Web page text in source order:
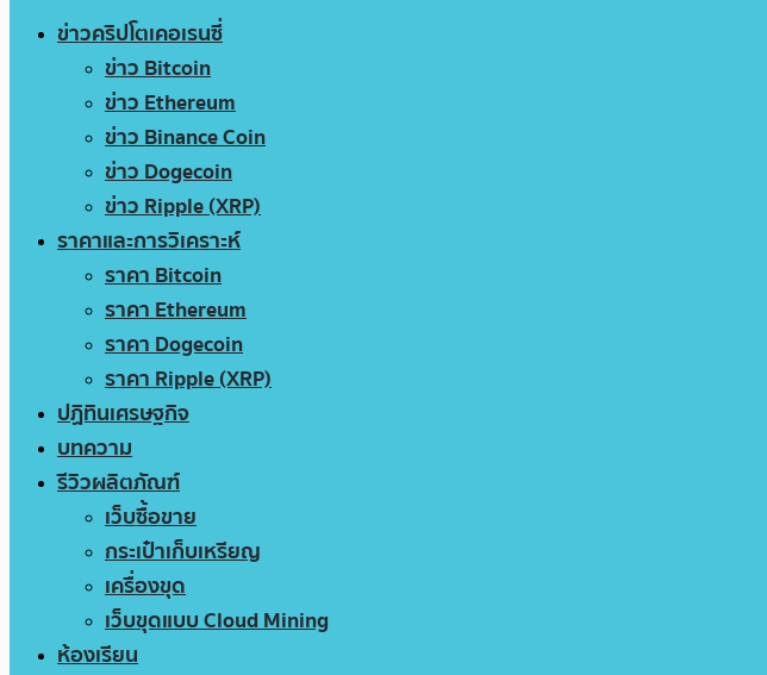
ข่าวคริปโตเคอเรนซี่
ข่าว Bitcoin
ข่าว Ethereum
ข่าว Binance Coin
ข่าว Dogecoin
ข่าว Ripple (XRP)
ราคาและการวิเคราะห์
ราคา Bitcoin
ราคา Ethereum
ราคา Dogecoin
ราคา Ripple (XRP)
ปฏิทินเศรษฐกิจ
บทความ
รีวิวผลิตภัณฑ์
เว็บซื้อขาย
กระเป๋าเก็บเหรียญ
เครื่องขุด
เว็บขุดแบบ Cloud Mining
ห้องเรียน